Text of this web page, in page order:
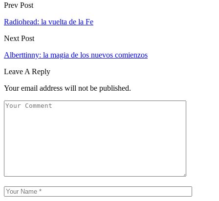
Prev Post
Radiohead: la vuelta de la Fe
Next Post
Alberttinny: la magia de los nuevos comienzos
Leave A Reply
Your email address will not be published.